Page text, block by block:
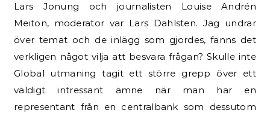
Lars Jonung och journalisten Louise Andrén
Meiton, moderator var Lars Dahlsten. Jag undrar
över temat och de inlägg som gjordes, fanns det
verkligen något vilja att besvara frågan? Skulle inte
Global utmaning tagit ett större grepp över ett
väldigt intressant ämne när man har en
representant från en centralbank som dessutom